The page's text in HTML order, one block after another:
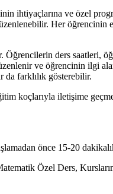
ihtiyaçlarına ve özel
Her
ders saatleri,
ve öğrencinin ilgi
farklılık gösterebilir.
koçlarıyla iletişime
önce 15-20
Özel Ders,